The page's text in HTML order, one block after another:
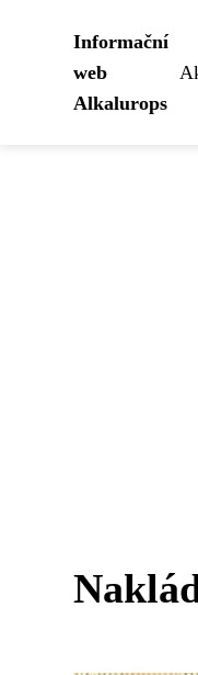
Informační
web
Alkalurops